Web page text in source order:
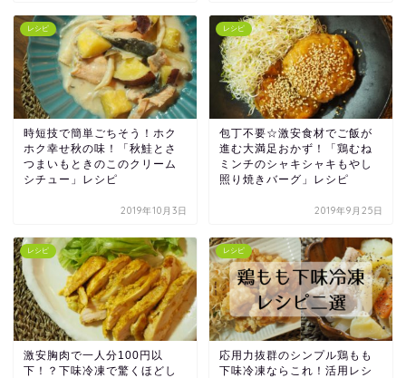
レシピ
時短技で簡単ごちそう！ホク
ホク幸せ秋の味！「秋鮭とさ
つまいもときのこのクリーム
シチュー」レシピ
2019年10月3日
レシピ
包丁不要☆激安食材でご飯が
進む大満足おかず！「鶏むね
ミンチのシャキシャキもやし
照り焼きバーグ」レシピ
2019年9月25日
レシピ
激安胸肉で一人分100円以
下！？下味冷凍で驚くほどし
レシピ
応用力抜群のシンプル鶏もも
下味冷凍ならこれ！活用レシ